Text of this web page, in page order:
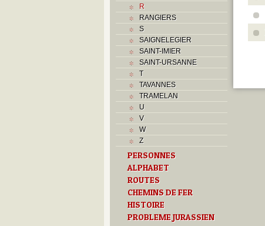
R
RANGIERS
S
SAIGNELEGIER
SAINT-IMIER
SAINT-URSANNE
T
TAVANNES
TRAMELAN
U
V
W
Z
PERSONNES
ALPHABET
ROUTES
CHEMINS DE FER
HISTOIRE
PROBLEME JURASSIEN